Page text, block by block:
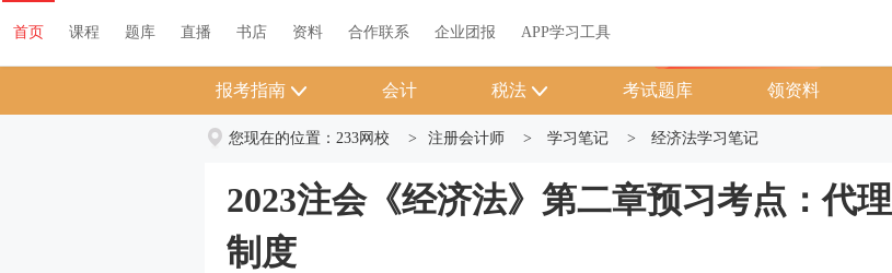
首页 课程 题库 直播 书店 资料 合作联系 企业团报 APP学习工具
首页 课程 题库 直播 书店 资料 关于我们 帮助中心
报考指南 会计 税法 考试题库 领资料
您现在的位置： 233网校 > 注册会计师 > 学习笔记 > 经济法学习笔记
2023注会《经济法》第二章预习考点：代理
制度